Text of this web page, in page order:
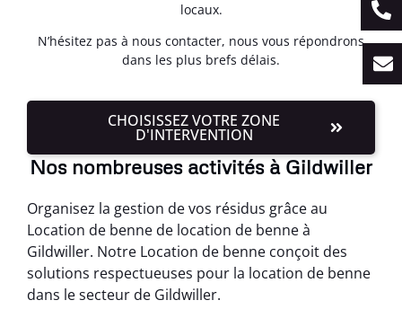
locaux.
N’hésitez pas à nous contacter, nous vous répondrons
dans les plus brefs délais.
CHOISISSEZ VOTRE ZONE
D'INTERVENTION
Nos nombreuses activités à Gildwiller
Organisez la gestion de vos résidus grâce au
Location de benne de location de benne à
Gildwiller. Notre Location de benne conçoit des
solutions respectueuses pour la location de benne
dans le secteur de Gildwiller.